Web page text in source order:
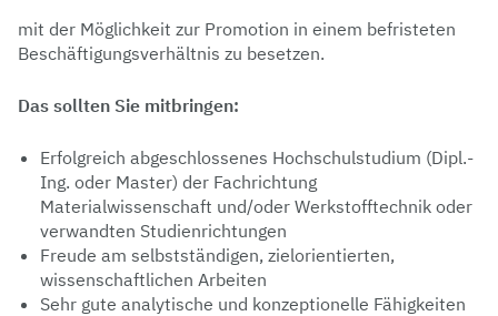
mit der Möglichkeit zur Promotion in einem befristeten
Beschäftigungsverhältnis zu besetzen.
Das sollten Sie mitbringen:
Erfolgreich abgeschlossenes Hochschulstudium (Dipl.-
Ing. oder Master) der Fachrichtung
Materialwissenschaft und/oder Werkstofftechnik oder
verwandten Studienrichtungen
Freude am selbstständigen, zielorientierten,
wissenschaftlichen Arbeiten
Sehr gute analytische und konzeptionelle Fähigkeiten